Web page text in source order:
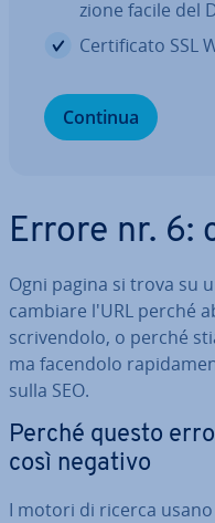
zio­ne facile del
Cer­ti­fi­ca­to SSL
Continua
Errore nr. 6:
Ogni pagina si trova su
cambiare l'URL perché
scri­ven­do­lo, o perché
ma facendolo
sulla SEO.
Perché questo
così negativo
I motori di ricerca